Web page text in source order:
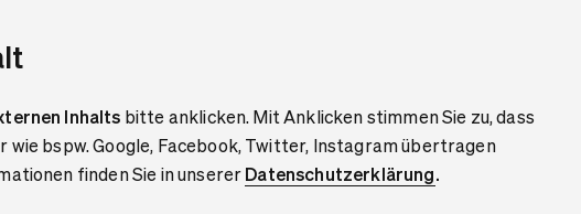
Inhalts bitte anklicken. Mit Anklicken stimmen Sie zu, dass
bspw. Google, Facebook, Twitter, Instagram übertragen
finden Sie in unsererDatenschutzerklärung.